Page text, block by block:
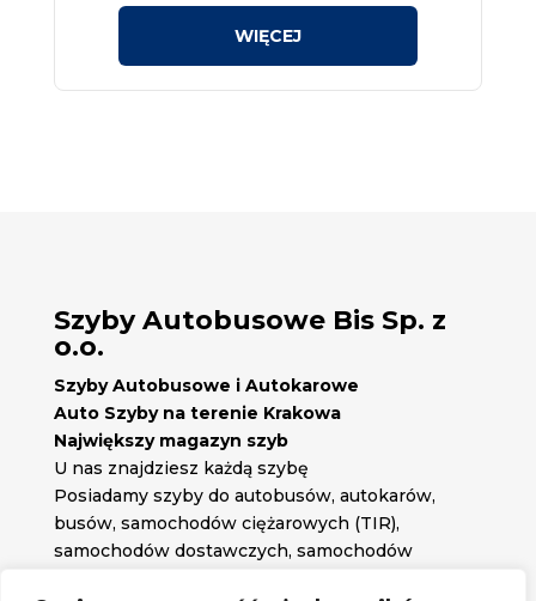
Szyby Autobusowe Bis Sp. z
o.o.
Szyby Autobusowe i Autokarowe
Auto Szyby na terenie Krakowa
Największy magazyn szyb
U nas znajdziesz każdą szybę
Posiadamy szyby do autobusów, autokarów,
busów, samochodów ciężarowych (TIR),
samochodów dostawczych, samochodów